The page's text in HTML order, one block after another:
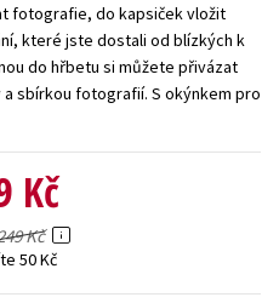
fotografie, do kapsiček vložit
které jste dostali od blízkých k
do hřbetu si můžete přivázat
sbírkou fotografií. S okýnkem pro
Kč
Kč
50 Kč